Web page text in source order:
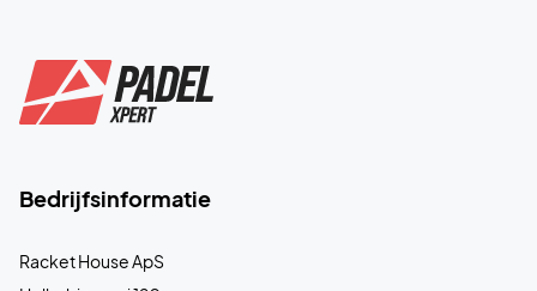
Bedrijfsinformatie
Racket House ApS